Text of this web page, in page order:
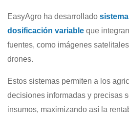
EasyAgro ha desarrollado
dosificación variable que
fuentes, como imágenes
drones.
Estos sistemas permiten a los
decisiones informadas y precisas
insumos, maximizando así la